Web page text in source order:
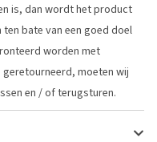
is, dan wordt het product
bate van een goed doel
worden met
moeten wij
en / of terugsturen.